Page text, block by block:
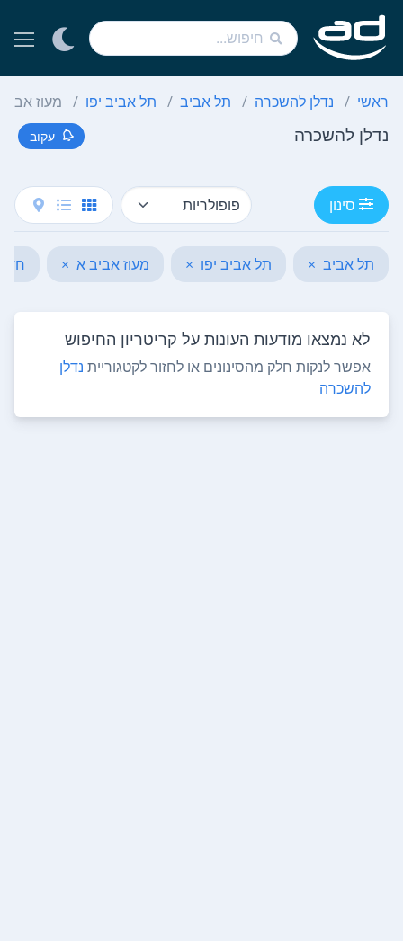
ראשי נדלן להשכרה תל אביב תל אביב יפו מעוז
נדלן להשכרה עקוב
סינון
תל אביב × תל אביב יפו × מעוז אביב א ×
לא נמצאו מודעות העונות על קריטריון החיפוש
אפשר לנקות חלק מהסינונים או לחזור לקטגוריית נדלן
להשכרה